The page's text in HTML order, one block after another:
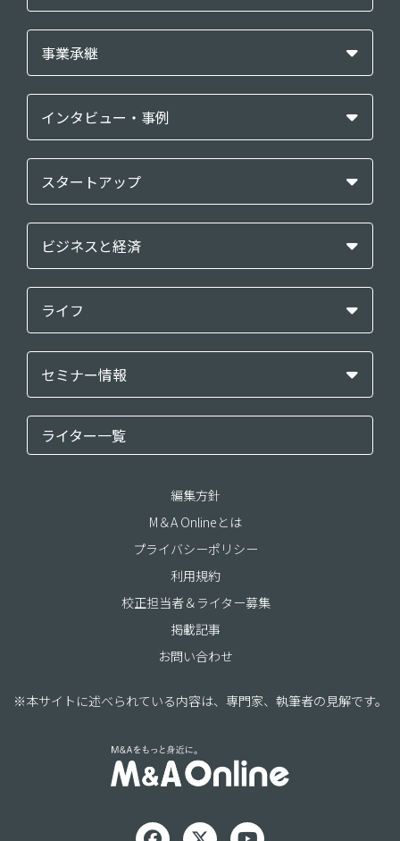
事業承継
インタビュー・事例
スタートアップ
ビジネスと経済
ライフ
セミナー情報
ライター一覧
編集方針
M＆A Onlineとは
プライバシーポリシー
利用規約
校正担当者＆ライター募集
掲載記事
お問い合わせ
※本サイトに述べられている内容は、専門家、執筆者の見解です。